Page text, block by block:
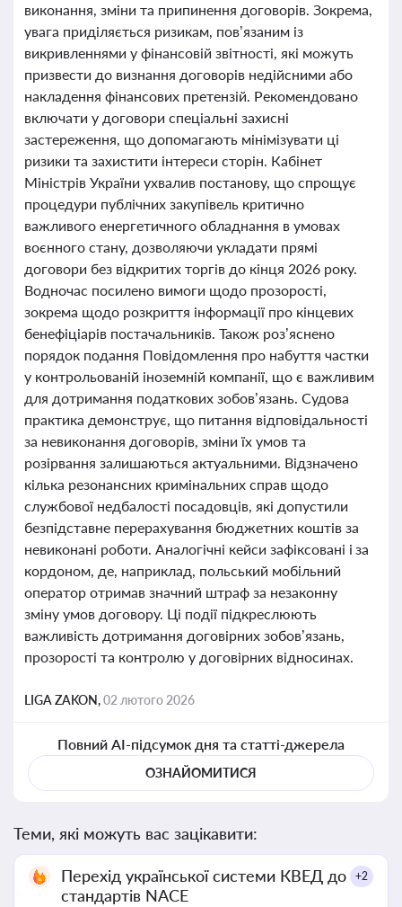
виконання, зміни та припинення договорів. Зокрема,
увага приділяється ризикам, пов’язаним із
викривленнями у фінансовій звітності, які можуть
призвести до визнання договорів недійсними або
накладення фінансових претензій. Рекомендовано
включати у договори спеціальні захисні
застереження, що допомагають мінімізувати ці
ризики та захистити інтереси сторін. Кабінет
Міністрів України ухвалив постанову, що спрощує
процедури публічних закупівель критично
важливого енергетичного обладнання в умовах
воєнного стану, дозволяючи укладати прямі
договори без відкритих торгів до кінця 2026 року.
Водночас посилено вимоги щодо прозорості,
зокрема щодо розкриття інформації про кінцевих
бенефіціарів постачальників. Також роз’яснено
порядок подання Повідомлення про набуття частки
у контрольованій іноземній компанії, що є важливим
для дотримання податкових зобов’язань. Судова
практика демонструє, що питання відповідальності
за невиконання договорів, зміни їх умов та
розірвання залишаються актуальними. Відзначено
кілька резонансних кримінальних справ щодо
службової недбалості посадовців, які допустили
безпідставне перерахування бюджетних коштів за
невиконані роботи. Аналогічні кейси зафіксовані і за
кордоном, де, наприклад, польський мобільний
оператор отримав значний штраф за незаконну
зміну умов договору. Ці події підкреслюють
важливість дотримання договірних зобов’язань,
прозорості та контролю у договірних відносинах.
LIGA ZAKON,02 лютого 2026
Повний AI-підсумок дня та статті-джерела
ОЗНАЙОМИТИСЯ
Теми, які можуть вас зацікавити:
Перехід української системи КВЕД до
стандартів NACE
+2